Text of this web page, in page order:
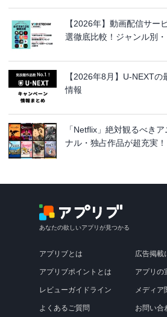
【2026年】動画配信サー
選徹底比較！ジャンル別
【2026年8月】U-NEXTの
情報
「Netflix」絶対観るべき
ナル・独占作品が超充実！
あなたの欲しいアプリが見つかる
アプリブとは
アプリブポイントとは
レビューガイドライン
よくあるご質問
広告掲載
アプリの
メディア
お問い合